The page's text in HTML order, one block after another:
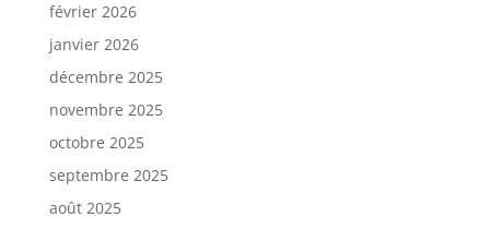
février 2026
janvier 2026
décembre 2025
novembre 2025
octobre 2025
septembre 2025
août 2025